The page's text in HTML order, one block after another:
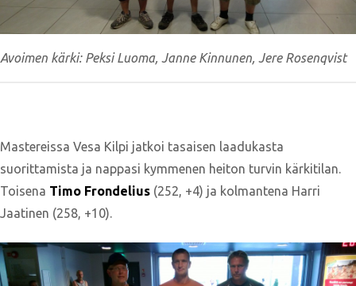
Avoimen kärki: Peksi Luoma, Janne Kinnunen, Jere Rosenqvist
Mastereissa Vesa Kilpi jatkoi tasaisen laadukasta
suorittamista ja nappasi kymmenen heiton turvin kärkitilan.
Toisena Timo Frondelius (252, +4) ja kolmantena Harri
Jaatinen (258, +10).